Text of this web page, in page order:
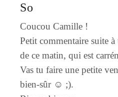
So
Coucou Camille !
Petit commentaire suite
de ce matin, qui est
Vas tu faire une petite
bien-sûr ☺️ ;).